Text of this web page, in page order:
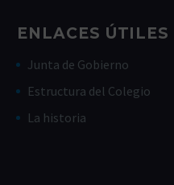
ENLACES ÚTILES
Junta de Gobierno
Estructura del Colegio
La historia